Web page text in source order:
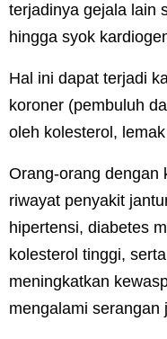
terjadinya gejala lain
hingga syok
Hal ini dapat terjadi
koroner (pembuluh
oleh kolesterol,
Orang-orang dengan
riwayat penyakit
hipertensi, diabetes
kolesterol tinggi,
meningkatkan
mengalami serangan